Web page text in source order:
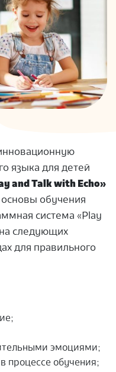
языка для детей
and Talk with Echo»
основы обучения
система «Play
следующих
для правильного
эмоциями;
процессе обучения;